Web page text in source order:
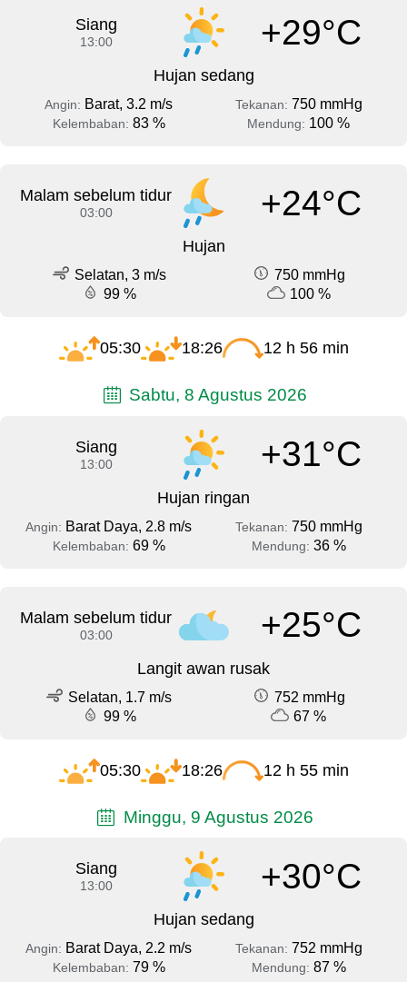
Siang
13:00 +29°C
Hujan sedang
Angin: Barat, 3.2 m/s Tekanan: 750 mmHg
Kelembaban: 83 % Mendung: 100 %
Malam sebelum tidur
03:00 +24°C
Hujan
Selatan, 3 m/s
750 mmHg
99 %
100 %
05:30 18:26 12 h 56 min
Sabtu, 8 Agustus 2026
Siang
13:00 +31°C
Hujan ringan
Angin: Barat Daya, 2.8 m/s Tekanan: 750 mmHg
Kelembaban: 69 % Mendung: 36 %
Malam sebelum tidur
03:00 +25°C
Langit awan rusak
Selatan, 1.7 m/s
752 mmHg
99 %
67 %
05:30 18:26 12 h 55 min
Minggu, 9 Agustus 2026
Siang
13:00 +30°C
Hujan sedang
Angin: Barat Daya, 2.2 m/s Tekanan: 752 mmHg
Kelembaban: 79 % Mendung: 87 %